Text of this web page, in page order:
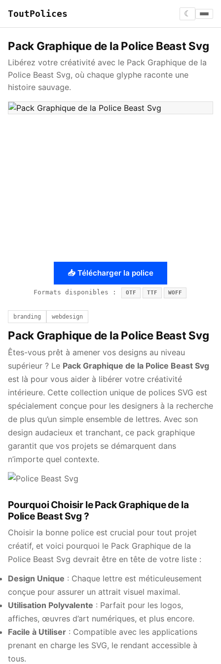
ToutPolices ☾
Pack Graphique de la Police Beast Svg
Libérez votre créativité avec le Pack Graphique de la
Police Beast Svg, où chaque glyphe raconte une
histoire sauvage.
📥 Télécharger la police
Formats disponibles : OTF TTF WOFF
branding webdesign
Pack Graphique de la Police Beast Svg
Êtes-vous prêt à amener vos designs au niveau
supérieur ? Le Pack Graphique de la Police Beast Svg
est là pour vous aider à libérer votre créativité
intérieure. Cette collection unique de polices SVG est
spécialement conçue pour les designers à la recherche
de plus qu’un simple ensemble de lettres. Avec son
design audacieux et tranchant, ce pack graphique
garantit que vos projets se démarquent dans
n’importe quel contexte.
Pourquoi Choisir le Pack Graphique de la
Police Beast Svg ?
Choisir la bonne police est crucial pour tout projet
créatif, et voici pourquoi le Pack Graphique de la
Police Beast Svg devrait être en tête de votre liste :
Design Unique : Chaque lettre est méticuleusement
conçue pour assurer un attrait visuel maximal.
Utilisation Polyvalente : Parfait pour les logos,
affiches, œuvres d’art numériques, et plus encore.
Facile à Utiliser : Compatible avec les applications
prenant en charge les SVG, le rendant accessible à
tous.